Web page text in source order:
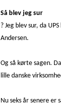
Så blev jeg sur
? Jeg blev sur, da
Andersen.
Og så kørte sagen.
lille danske
Nu seks år senere